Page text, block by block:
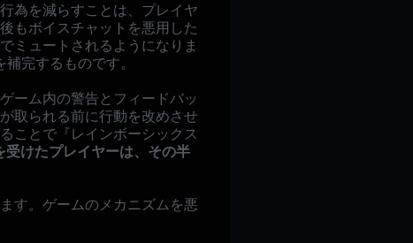
為を減らすことは、プレイヤ
もボイスチャットを悪用した
ミュートされるようになりま
補完するものです。
ーム内の警告とフィードバッ
取られる前に行動を改めさせ
ことで『レインボーシックス
けたプレイヤーは、その半
す。ゲームのメカニズムを悪